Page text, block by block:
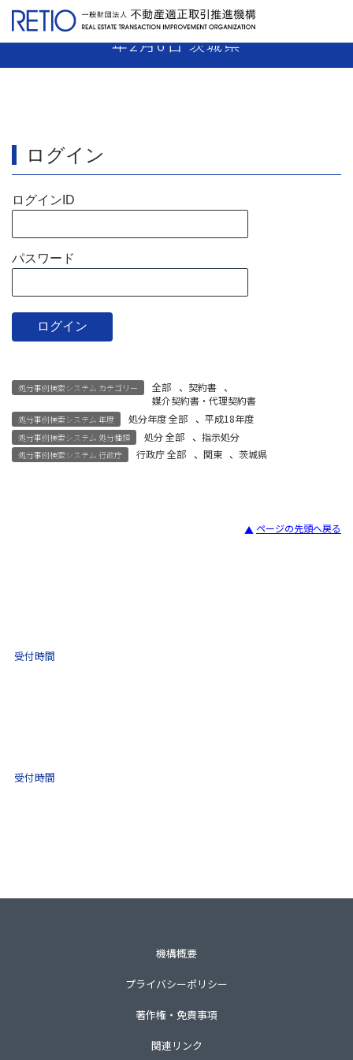
【18-42】 媒介業者 指示処分 平成19
年2月6日 茨城県
ログイン
ログインID
パスワード
処分事例検索システム カテゴリー 全部 、 契約書
、
媒介契約書・代理契約書
処分事例検索システム 年度 処分年度 全部 、 平成18年度
処分事例検索システム 処分種類 処分 全部 、 指示処分
処分事例検索システム 行政庁 行政庁 全部 、 関東 、茨城県
ページの先頭へ戻る
受付時間
受付時間
機構概要
プライバシーポリシー
著作権・免責事項
関連リンク